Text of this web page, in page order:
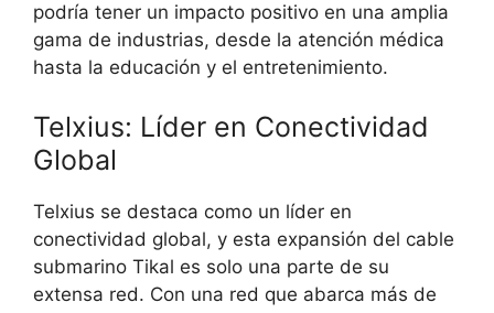
podría tener un impacto positivo en una amplia
gama de industrias, desde la atención médica
hasta la educación y el entretenimiento.
Telxius: Líder en Conectividad
Global
Telxius se destaca como un líder en
conectividad global, y esta expansión del cable
submarino Tikal es solo una parte de su
extensa red. Con una red que abarca más de